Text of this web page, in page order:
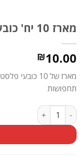
מארז 10 יח' כובע פלסטיק סגול-כתום
₪10.00
מארז של 10
תחפושות
כמות של מארז 10 יח' כובע פלסטיק סגול-כתום